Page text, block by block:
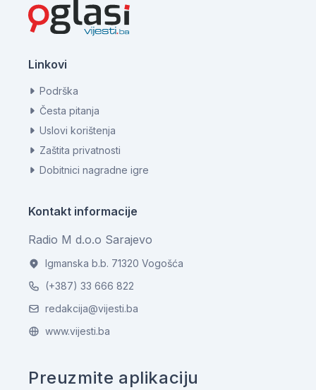
Linkovi
Podrška
Česta pitanja
Uslovi korištenja
Zaštita privatnosti
Dobitnici nagradne igre
Kontakt informacije
Radio M d.o.o Sarajevo
Igmanska b.b. 71320 Vogošća
(+387) 33 666 822
redakcija@vijesti.ba
www.vijesti.ba
Preuzmite aplikaciju